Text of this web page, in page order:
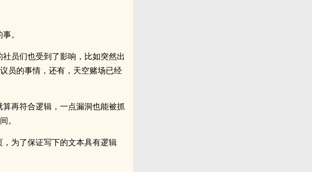
。
员们也受到了影响，比如突然出
员的事情，还有，天空赌场已经
再符合逻辑，一点漏洞也能被抓
。
为了保证写下的文本具有逻辑